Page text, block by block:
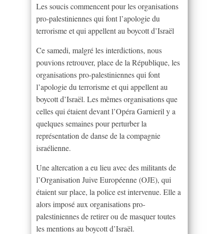
Les soucis commencent pour les organisations
pro-palestiniennes qui font l’apologie du
terrorisme et qui appellent au boycott d’Israël
Ce samedi, malgré les interdictions, nous
pouvions retrouver, place de la République, les
organisations pro-palestiniennes qui font
l’apologie du terrorisme et qui appellent au
boycott d’Israël. Les mêmes organisations que
celles qui étaient devant l’Opéra Garnieril y a
quelques semaines pour perturber la
représentation de danse de la compagnie
israélienne.
Une altercation a eu lieu avec des militants de
l’Organisation Juive Européenne (OJE), qui
étaient sur place, la police est intervenue. Elle a
alors imposé aux organisations pro-
palestiniennes de retirer ou de masquer toutes
les mentions au boycott d’Israël.